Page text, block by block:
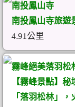
南投鳳山寺
南投鳳山寺旅遊
4.91公里
霧峰絕美落羽松
【霧峰景點】
「落羽松林」